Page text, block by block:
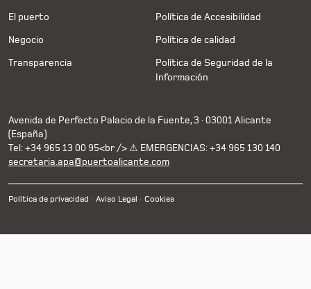
El puerto
Negocio
Transparencia
Política de Accesibilidad
Política de calidad
Política de Seguridad de la
Información
Avenida de Perfecto Palacio de la Fuente, 3 · 03001 Alicante
(España)
Tel: +34 965 13 00 95<br /> ⚠ EMERGENCIAS: +34 965 130 140
secretaria.apa@puertoalicante.com
Política de privacidad Aviso Legal Cookies